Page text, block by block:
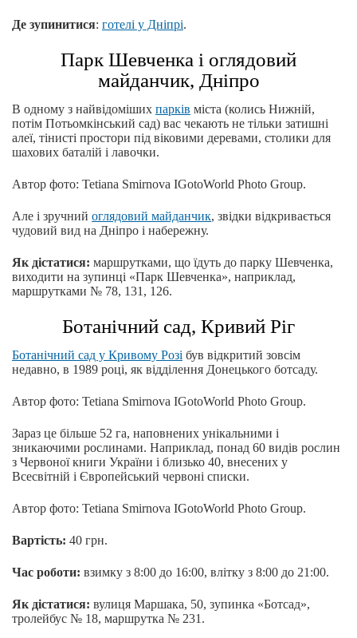
Де зупинитися: готелі у Дніпрі.
Парк Шевченка і оглядовий
майданчик, Дніпро
В одному з найвідоміших парків міста (колись Нижній,
потім Потьомкінський сад) вас чекають не тільки затишні
алеї, тінисті простори під віковими деревами, столики для
шахових баталій і лавочки.
Автор фото: Tetiana Smirnova IGotoWorld Photo Group.
Але і зручний оглядовий майданчик, звідки відкривається
чудовий вид на Дніпро і набережну.
Як дістатися: маршрутками, що їдуть до парку Шевченка,
виходити на зупинці «Парк Шевченка», наприклад,
маршрутками № 78, 131, 126.
Ботанічний сад, Кривий Ріг
Ботанічний сад у Кривому Розі був відкритий зовсім
недавно, в 1989 році, як відділення Донецького ботсаду.
Автор фото: Tetiana Smirnova IGotoWorld Photo Group.
Зараз це більше 52 га, наповнених унікальними і
зникаючими рослинами. Наприклад, понад 60 видів рослин
з Червоної книги України і близько 40, внесених у
Всесвітній і Європейський червоні списки.
Автор фото: Tetiana Smirnova IGotoWorld Photo Group.
Вартість: 40 грн.
Час роботи: взимку з 8:00 до 16:00, влітку з 8:00 до 21:00.
Як дістатися: вулиця Маршака, 50, зупинка «Ботсад»,
тролейбус № 18, маршрутка № 231.